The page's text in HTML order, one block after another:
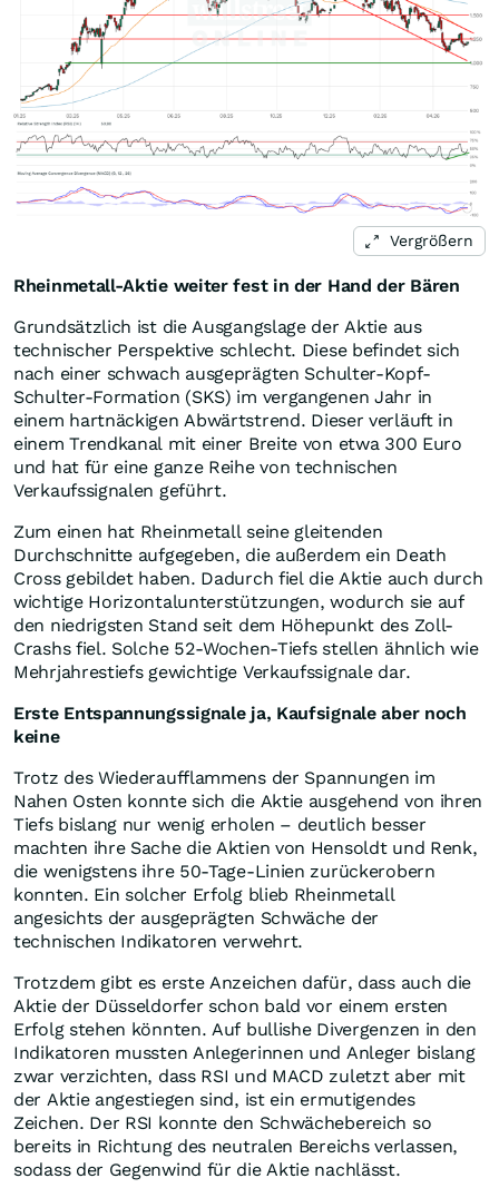
Vergrößern
Rheinmetall-Aktie weiter fest in der Hand der Bären
Grundsätzlich ist die Ausgangslage der Aktie aus
technischer Perspektive schlecht. Diese befindet sich
nach einer schwach ausgeprägten Schulter-Kopf-
Schulter-Formation (SKS) im vergangenen Jahr in
einem hartnäckigen Abwärtstrend. Dieser verläuft in
einem Trendkanal mit einer Breite von etwa 300 Euro
und hat für eine ganze Reihe von technischen
Verkaufssignalen geführt.
Zum einen hat Rheinmetall seine gleitenden
Durchschnitte aufgegeben, die außerdem ein Death
Cross gebildet haben. Dadurch fiel die Aktie auch durch
wichtige Horizontalunterstützungen, wodurch sie auf
den niedrigsten Stand seit dem Höhepunkt des Zoll-
Crashs fiel. Solche 52-Wochen-Tiefs stellen ähnlich wie
Mehrjahrestiefs gewichtige Verkaufssignale dar.
Erste Entspannungssignale ja, Kaufsignale aber noch
keine
Trotz des Wiederaufflammens der Spannungen im
Nahen Osten konnte sich die Aktie ausgehend von ihren
Tiefs bislang nur wenig erholen – deutlich besser
machten ihre Sache die Aktien von Hensoldt und Renk,
die wenigstens ihre 50-Tage-Linien zurückerobern
konnten. Ein solcher Erfolg blieb Rheinmetall
angesichts der ausgeprägten Schwäche der
technischen Indikatoren verwehrt.
Trotzdem gibt es erste Anzeichen dafür, dass auch die
Aktie der Düsseldorfer schon bald vor einem ersten
Erfolg stehen könnten. Auf bullishe Divergenzen in den
Indikatoren mussten Anlegerinnen und Anleger bislang
zwar verzichten, dass RSI und MACD zuletzt aber mit
der Aktie angestiegen sind, ist ein ermutigendes
Zeichen. Der RSI konnte den Schwächebereich so
bereits in Richtung des neutralen Bereichs verlassen,
sodass der Gegenwind für die Aktie nachlässt.